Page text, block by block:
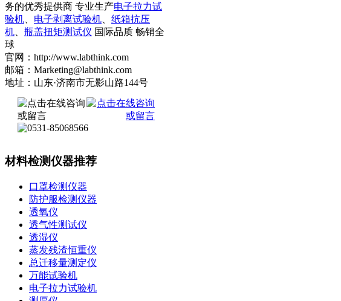
务的优秀提供商 专业生产电子拉力试
验机
电子剥离试验机
纸箱抗压
机
瓶盖扭矩测试仪 国际品质 畅销全
球
官网：http://www.labthink.com
邮箱：Marketing@labthink.com
地址：山东·济南市无影山路144号
材料检测仪器推荐
口罩检测仪器
防护服检测仪器
透氧仪
透气性测试仪
透湿仪
蒸发残渣恒重仪
总迁移量测定仪
万能试验机
电子拉力试验机